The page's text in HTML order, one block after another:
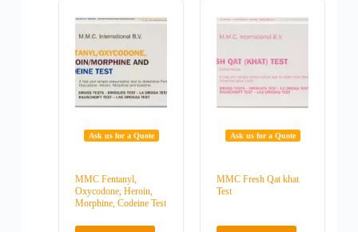
Ask us for a Quote
MMC Fentanyl,
Oxycodone, Heroin,
Morphine, Codeine Test
Ask us for a Quote
MMC Fresh Qat khat
Test